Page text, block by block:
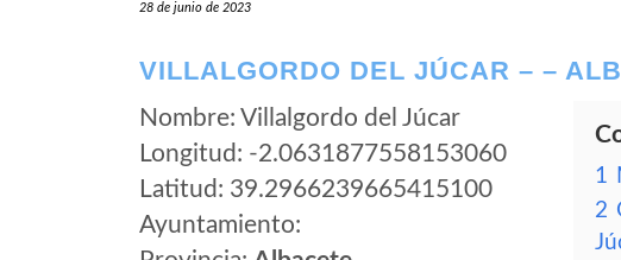
28 de junio de 2023
VILLALGORDO DEL JÚCAR – –
Nombre: Villalgordo del Júcar
Longitud: -2.0631877558153060
Latitud: 39.2966239665415100
Ayuntamiento:
1
2